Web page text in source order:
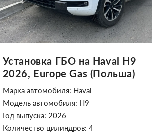
Установка ГБО на Haval H9
2026, Europe Gas (Польша)
Марка автомобиля: Haval
Модель автомобиля: H9
Год выпуска: 2026
Количество цилиндров: 4